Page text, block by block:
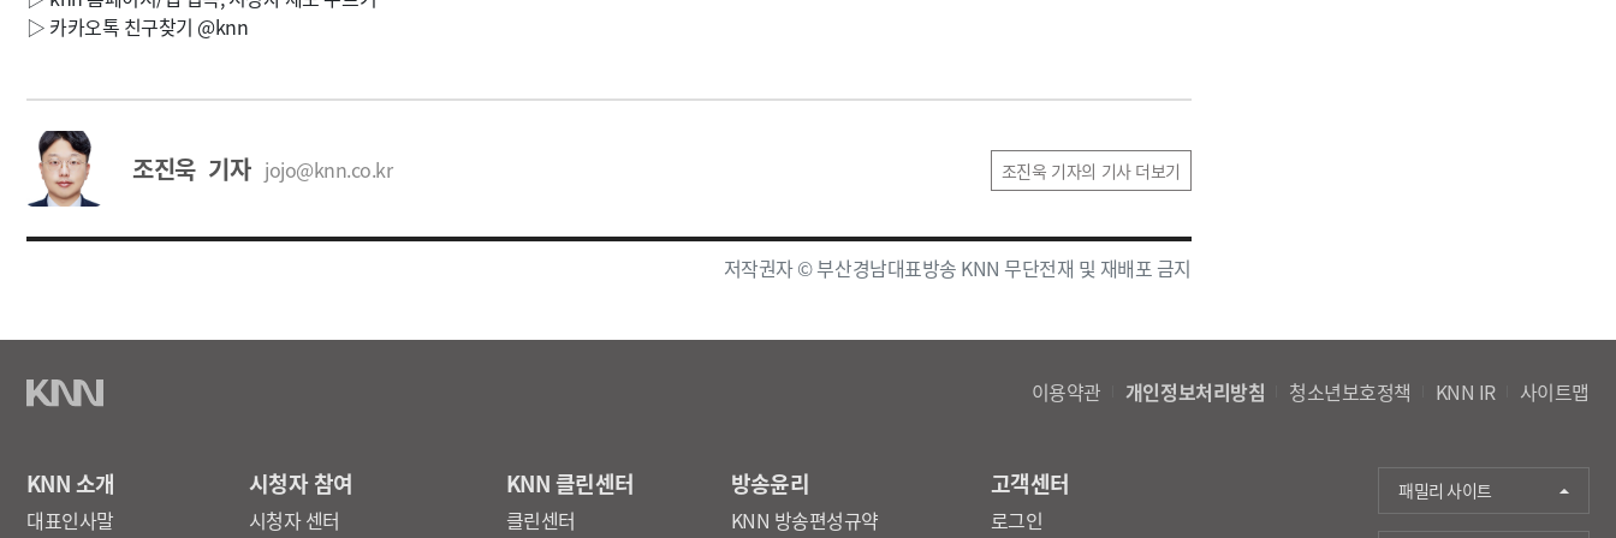
▷ 카카오톡 친구찾기 @knn
조진욱 기자 jojo@knn.co.kr 조진욱 기자의 기사 더보기
저작권자 © 부산경남대표방송 KNN 무단전재 및 재배포 금지
이용약관 개인정보처리방침 청소년보호정책 KNN IR 사이트맵
KNN 소개
대표인사말
시청자 참여
시청자 센터
KNN 클린센터
클린센터
방송윤리
KNN 방송편성규약
고객센터
로그인
패밀리 사이트